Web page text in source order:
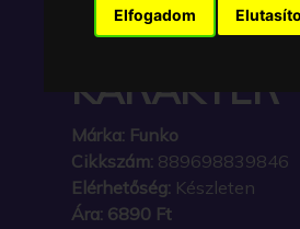
Elfogadom
CTHULHU
KARAKTER
Márka: Funko
Cikkszám: 889698839846
Elérhetőség: Készleten
Ára: 6890 Ft